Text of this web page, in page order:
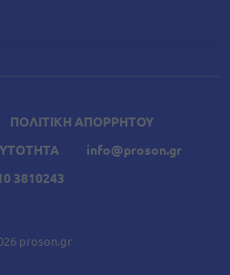
ΠΟΛΙΤΙΚΗ ΑΠΟΡΡΗΤΟΥ
info@proson.gr
3810243
proson.gr